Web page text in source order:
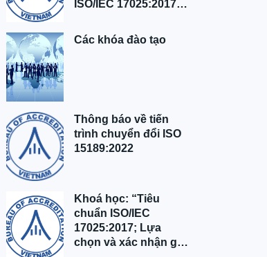
ISO/IEC 17025:2017"
Các khóa đào tạo
Thông báo về tiến
trình chuyển đổi ISO
15189:2022
Khoá học: “Tiêu
chuẩn ISO/IEC
17025:2017; Lựa
chọn và xác nhận giá